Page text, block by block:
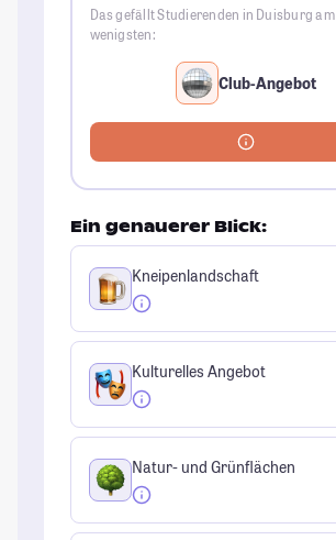
Das gefällt Studierenden in Duisburg am
wenigsten:
Club-Angebot
Ein genauerer Blick:
Kneipenlandschaft
Kulturelles Angebot
Natur- und Grünflächen